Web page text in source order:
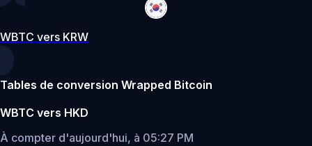
WBTC vers KRW
Tables de conversion Wrapped Bitcoin
WBTC vers HKD
À compter d'aujourd'hui, à 05:27 PM